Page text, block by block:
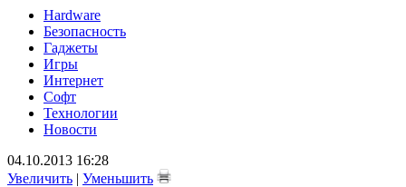
Hardware
Безопасность
Гаджеты
Игры
Интернет
Софт
Технологии
Новости
04.10.2013 16:28
Увеличить | Уменьшить